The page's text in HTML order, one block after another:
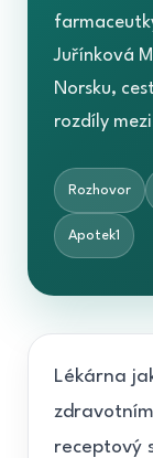
Juřínková
Norsku,
rozdíly
Rozhovor
Apotek1
Lékárna
receptový